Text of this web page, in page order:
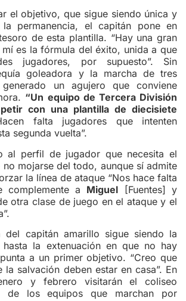
el objetivo, que sigue siendo única y
la permanencia, el capitán pone en
de esta plantilla. “Hay una gran
es la fórmula del éxito, unida a que
jugadores, por supuesto”. Sin
goleadora y la marcha de tres
un agujero que conviene
“Un equipo de Tercera División
con una plantilla de diecisiete
falta jugadores que intenten
segunda vuelta”.
al perfil de jugador que necesita el
mojarse del todo, aunque sí admite
la línea de ataque “Nos hace falta
complemente a Miguel [Fuentes] y
otra clase de juego en el ataque y el
del capitán amarillo sigue siendo la
hasta la extenuación en que no hay
a un primer objetivo. “Creo que
la salvación deben estar en casa”. En
y febrero visitarán el coliseo
de los equipos que marchan por